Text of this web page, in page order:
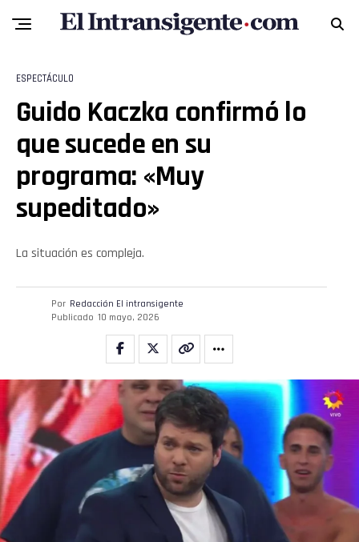
ESPECTÁCULO
Guido Kaczka confirmó lo
que sucede en su
programa: «Muy
supeditado»
La situación es compleja.
Por Redacción El intransigente
Publicado 10 mayo, 2026